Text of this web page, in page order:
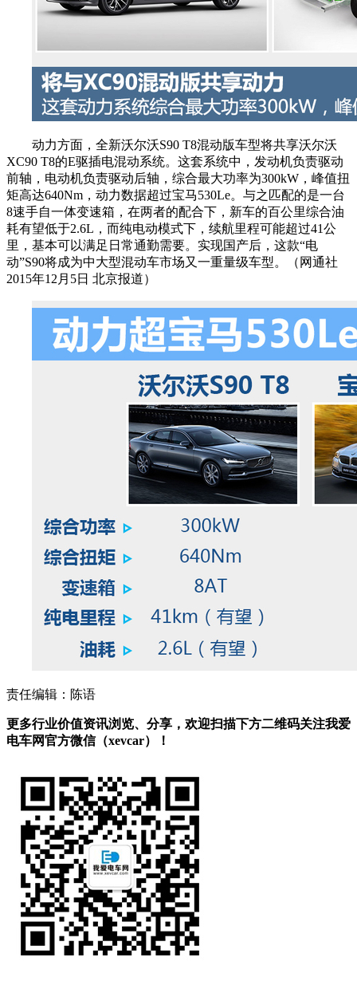
动力方面，全新沃尔沃S90 T8混动版车型将共享沃尔沃
XC90 T8的E驱插电混动系统。这套系统中，发动机负责驱动
前轴，电动机负责驱动后轴，综合最大功率为300kW，峰值扭
矩高达640Nm，动力数据超过宝马530Le。与之匹配的是一台
8速手自一体变速箱，在两者的配合下，新车的百公里综合油
耗有望低于2.6L，而纯电动模式下，续航里程可能超过41公
里，基本可以满足日常通勤需要。实现国产后，这款“电
动”S90将成为中大型混动车市场又一重量级车型。（网通社
2015年12月5日 北京报道）
责任编辑：陈语
更多行业价值资讯浏览、分享，欢迎扫描下方二维码关注我爱
电车网官方微信（xevcar）！